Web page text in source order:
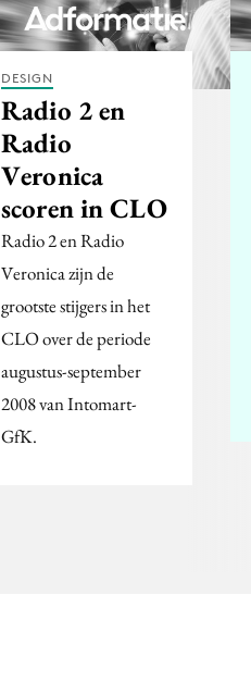
DESIGN
Radio 2 en
Radio
Veronica
scoren in CLO
Radio 2 en Radio
Veronica zijn de
grootste stijgers in het
CLO over de periode
augustus-september
2008 van Intomart-
GfK.